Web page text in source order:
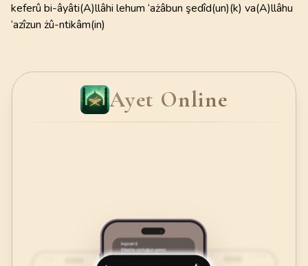
keferû bi-âyâti(A)llâhi lehum ‘ażâbun şedîd(un)(k) va(A)llâhu
‘azîzun żû-ntikâm(in)
Ayet Online